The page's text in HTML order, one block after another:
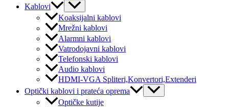
Kablovi
Menu
Toggle
Koaksijalni kablovi
Mrežni kablovi
Alarmni kablovi
Vatrodojavni kablovi
Telefonski kablovi
Audio kablovi
HDMI-VGA Spliteri,Konvertori,Extenderi
Optički kablovi i prateća oprema
Menu
Toggle
Optičke kutije